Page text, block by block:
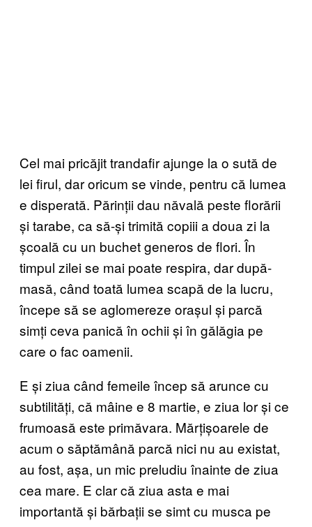
Cel mai pricăjit trandafir ajunge la o sută de
lei firul, dar oricum se vinde, pentru că lumea
e disperată. Părinții dau năvală peste florării
și tarabe, ca să-și trimită copiii a doua zi la
școală cu un buchet generos de flori. În
timpul zilei se mai poate respira, dar după-
masă, când toată lumea scapă de la lucru,
începe să se aglomereze orașul și parcă
simți ceva panică în ochii și în gălăgia pe
care o fac oamenii.
E și ziua când femeile încep să arunce cu
subtilități, că mâine e 8 martie, e ziua lor și ce
frumoasă este primăvara. Mărțișoarele de
acum o săptămână parcă nici nu au existat,
au fost, așa, un mic preludiu înainte de ziua
cea mare. E clar că ziua asta e mai
importantă și bărbații se simt cu musca pe